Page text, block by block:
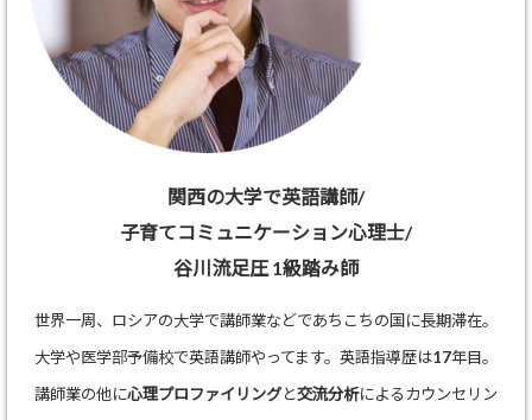
関西の大学で英語講師/
子育てコミュニケーション心理士/
谷川流足圧 1級踏み師
世界一周、ロシアの大学で講師業などであちこちの国に長期滞在。
大学や医学部予備校で英語講師やってます。英語指導歴は17年目。
講師業の他に心理プロファイリングと交流分析によるカウンセリン